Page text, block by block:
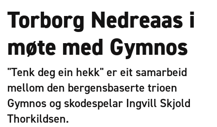
Torborg Nedreaas i
møte med Gymnos
"Tenk deg ein hekk" er eit samarbeid
mellom den bergensbaserte trioen
Gymnos og skodespelar Ingvill Skjold
Thorkildsen.